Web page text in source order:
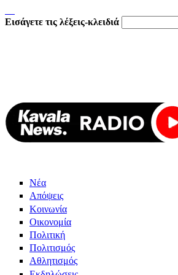
Εισάγετε τις λέξεις-κλειδιά
Νέα
Απόψεις
Κοινωνία
Οικονομία
Πολιτική
Πολιτισμός
Αθλητισμός